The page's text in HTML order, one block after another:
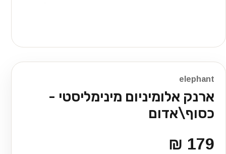
elephant
ארנק אלומיניום מינימליסטי -
כסוף\אדום
179 ₪